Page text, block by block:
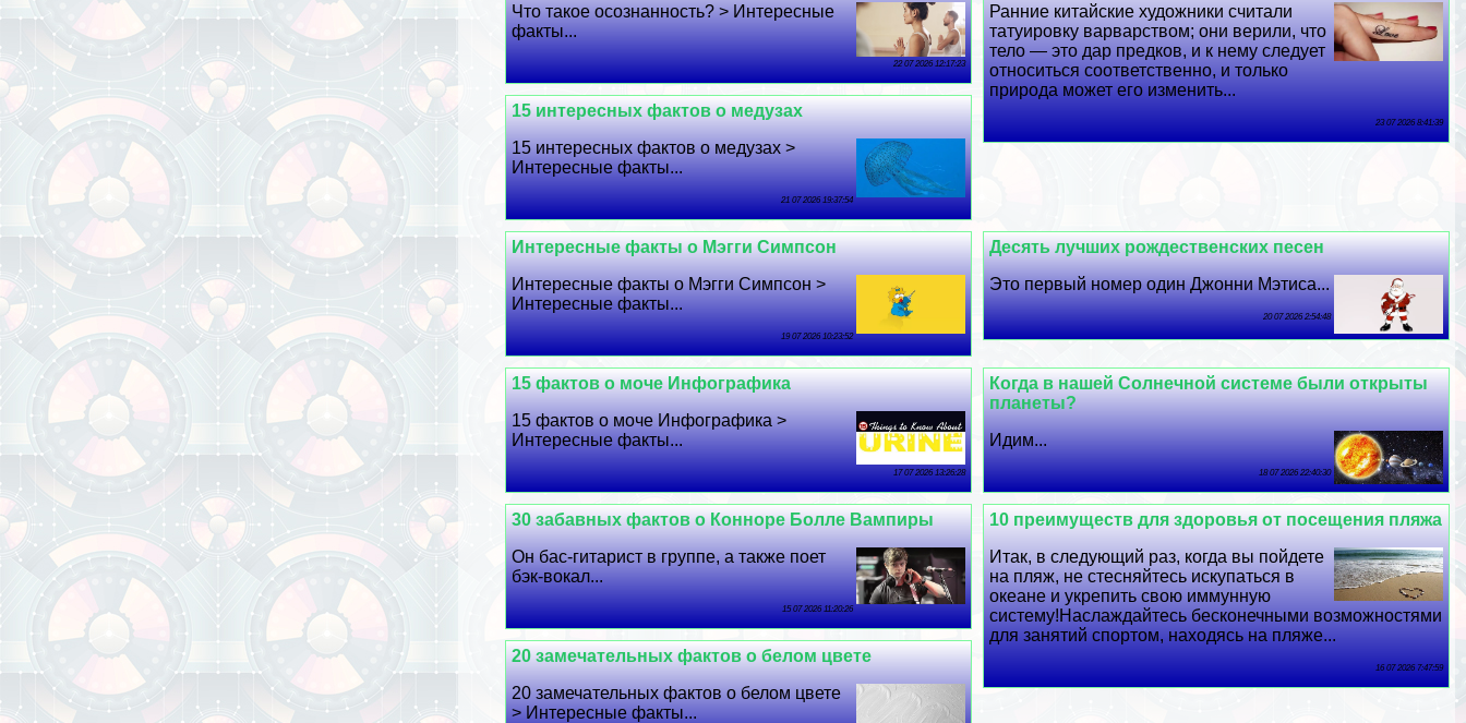
Ранние китайские художники считали
татуировку варварством; они верили, что
тело — это дар предков, и к нему следует
относиться соответственно, и только
природа может его изменить...
23 07 2026 8:41:39
Что такое осознанность? > Интересные
факты...
22 07 2026 12:17:23
15 интересных фактов о медузах
15 интересных фактов о медузах >
Интересные факты...
21 07 2026 19:37:54
Десять лучших рождественских песен
Это первый номер один Джонни Мэтиса...
20 07 2026 2:54:48
Интересные факты о Мэгги Симпсон
Интересные факты о Мэгги Симпсон >
Интересные факты...
19 07 2026 10:23:52
Когда в нашей Солнечной системе были открыты
планеты?
Идим...
18 07 2026 22:40:30
15 фактов о моче Инфографика
15 фактов о моче Инфографика >
Интересные факты...
17 07 2026 13:26:28
10 преимуществ для здоровья от посещения пляжа
Итак, в следующий раз, когда вы пойдете
на пляж, не стесняйтесь искупаться в
океане и укрепить свою иммунную
систему!Наслаждайтесь бесконечными возможностями
для занятий спортом, находясь на пляже...
16 07 2026 7:47:59
30 забавных фактов о Конноре Болле Вампиры
Он бас-гитарист в группе, а также поет
бэк-вокал...
15 07 2026 11:20:26
20 замечательных фактов о белом цвете
20 замечательных фактов о белом цвете
> Интересные факты...